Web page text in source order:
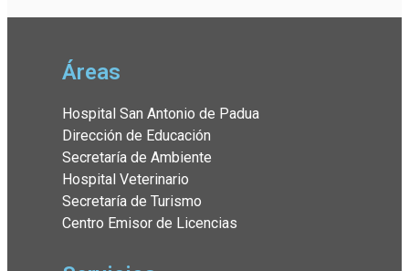
Áreas
Hospital San Antonio de Padua
Dirección de Educación
Secretaría de Ambiente
Hospital Veterinario
Secretaría de Turismo
Centro Emisor de Licencias